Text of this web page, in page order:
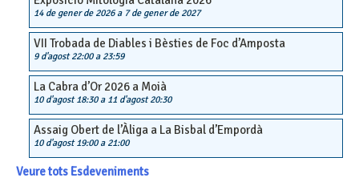
14 de gener de 2026a 7 de gener de 2027
VII Trobada de Diables i Bèsties de Foc d’Amposta
9 d'agost 22:00a 23:59
La Cabra d’Or 2026 a Moià
10 d'agost 18:30a 11 d'agost 20:30
Assaig Obert de l’Àliga a La Bisbal d’Empordà
10 d'agost 19:00a 21:00
Veure tots Esdeveniments